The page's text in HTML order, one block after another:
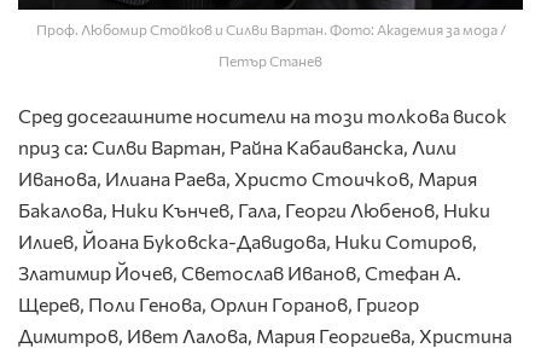
Проф. Любомир Стойков и Силви Вартан. Фото: Академия за мода /
Петър Станев
Сред досегашните носители на този толкова висок
приз са: Силви Вартан, Райна Кабаиванска, Лили
Иванова, Илиана Раева, Христо Стоичков, Мария
Бакалова, Ники Кънчев, Гала, Георги Любенов, Ники
Илиев, Йоана Буковска-Давидова, Ники Сотиров,
Златимир Йочев, Светослав Иванов, Стефан А.
Щерев, Поли Генова, Орлин Горанов, Григор
Димитров, Ивет Лалова, Мария Георгиева, Христина